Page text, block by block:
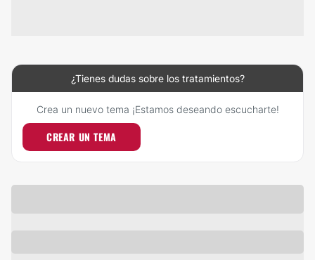
¿Tienes dudas sobre los tratamientos?
Crea un nuevo tema ¡Estamos deseando escucharte!
CREAR UN TEMA